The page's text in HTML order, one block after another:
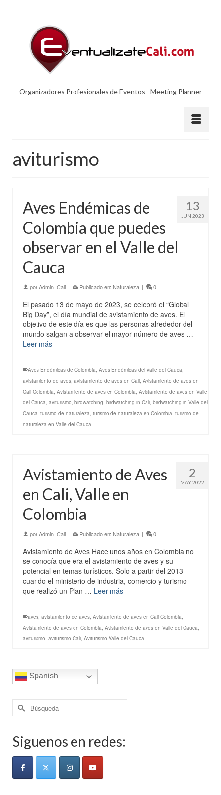
Organizadores Profesionales de Eventos - Meeting Planner
aviturismo
13
JUN 2023
Aves Endémicas de
Colombia que puedes
observar en el Valle del
Cauca
porAdmin_Cali | Publicado en: Naturaleza | 0
El pasado 13 de mayo de 2023, se celebró el “Global
Big Day”, el día mundial de avistamiento de aves. El
objetivo de este día es que las personas alrededor del
mundo salgan a observar el mayor número de aves …
Leer más
Aves Endémicas de Colombia, Aves Endémicas del Valle del Cauca,
avistamiento de aves, avistamiento de aves en Cali, Avistamiento de aves en
Cali Colombia, Avistamiento de aves en Colombia, Avistamiento de aves en Valle
del Cauca, aviturismo, birdwatching, birdwatching in Cali, birdwatching in Valle del
Cauca, turismo de naturaleza, turismo de naturaleza en Colombia, turismo de
naturaleza en Valle del Cauca
2
MAY 2022
Avistamiento de Aves
en Cali, Valle en
Colombia
porAdmin_Cali | Publicado en: Naturaleza | 0
Avistamiento de Aves Hace unos años en Colombia no
se conocía que era el avistamiento de aves y su
potencial en temas turísticos. Solo a partir del 2013
cuando el ministerio de industria, comercio y turismo
que realizó un Plan … Leer más
aves, avistamiento de aves, Avistamiento de aves en Cali Colombia,
Avistamiento de aves en Colombia, Avistamiento de aves en Valle del Cauca,
aviturismo, aviturismo Cali, Aviturismo Valle del Cauca
Spanish
Buscar
por:
Siguenos en redes: